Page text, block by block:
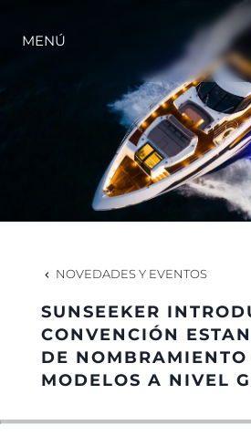
ESTILO DE
¿QUIÉNES
EL
MENÚ
NOVEDADES Y EVENTOS
SUNSEEKER
CONVENCIÓN
DE NOMBRAMIENTO
MODELOS A NIVEL